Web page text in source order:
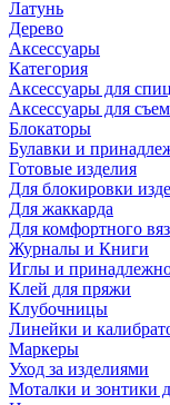
Латунь
Дерево
Аксессуары
Категория
Аксессуары для спиц
Аксессуары для
Блокаторы
Булавки и
Готовые изделия
Для блокировки
Для жаккарда
Для комфортного
Журналы и Книги
Иглы и
Клей для пряжи
Клубочницы
Линейки и
Маркеры
Уход за изделиями
Моталки и зонтики